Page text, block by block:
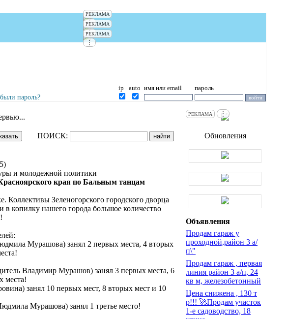
РЕКЛАМА
⋮
РЕКЛАМА
⋮
РЕКЛАМА
⋮
пароль?
ip auto имя или email пароль
ПОИСК:
и молодежной политики
края по Бальным танцам
Коллективы Зеленогорского городского дворца
копилку нашего города большое количество
Мурашова) занял 2 первых места, 4 вторых
Владимир Мурашов) занял 3 первых места, 6
места!
занял 10 первых мест, 8 вторых мест и 10
Мурашова) занял 1 третье место!
РЕКЛАМА ⋮
Обновления
Объявления
Продам гараж у
проходной,район 3 а/
п\"
Продам гараж , первая
линия район 3 а/п, 24
кв м, железобетонный
Цена снижена , 130 т
р!!! 🚀Продам участок
1-е садоводство, 18